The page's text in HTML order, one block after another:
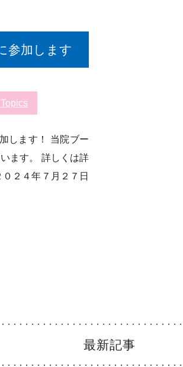
参加します
します！ 当院ブー
ます。 詳しくは詳
２４年７月２７日
最新記事